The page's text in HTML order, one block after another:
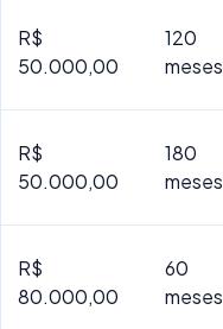
R$
50.000,00
120
meses
R$
50.000,00
180
meses
R$
80.000,00
60
meses